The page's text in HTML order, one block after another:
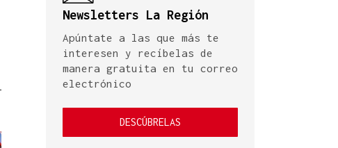
Newsletters La Región
Apúntate a las que más te
interesen y recíbelas de
manera gratuita en tu correo
electrónico
DESCÚBRELAS